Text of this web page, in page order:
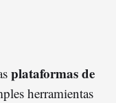
plataformas de
herramientas